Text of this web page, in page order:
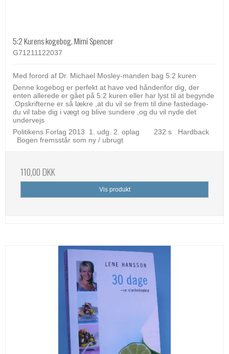
5:2 Kurens kogebog, Mimi Spencer
G71211122037
Med forord af Dr. Michael Mosley-manden bag 5:2 kuren
Denne kogebog er perfekt at have ved håndenfor dig, der
enten allerede er gået på 5:2 kuren eller har lyst til at begynde
.Opskrifterne er så lækre ,at du vil se frem til dine fastedage-
du vil tabe dig i vægt og blive sundere ,og du vil nyde det
undervejs
Politikens Forlag 2013 1. udg. 2. oplag 232 s Hardback
Bogen fremsstår som ny / ubrugt
110,00 DKK
Vis produkt